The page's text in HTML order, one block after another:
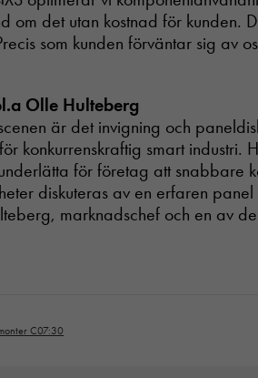
om det utan kostnad för kunden.
som kunden förväntar sig av
Olle Hulteberg
är det invigning och
konkurrenskraftig smart industri.
för företag att snabbare
diskuteras av en erfaren
marknadschef och en av
C07:30